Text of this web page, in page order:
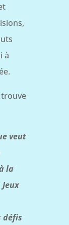
à
veut
la
défis